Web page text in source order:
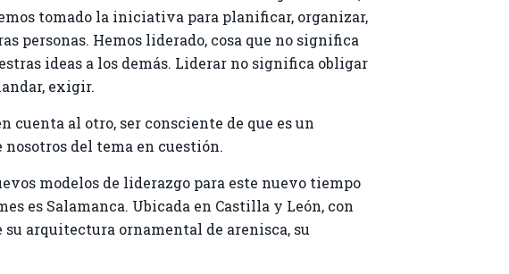
tomado la iniciativa para planificar, organizar,
personas. Hemos liderado, cosa que no significa
ideas a los demás. Liderar no significa obligar
exigir.
cuenta al otro, ser consciente de que es un
nosotros del tema en cuestión.
modelos de liderazgo para este nuevo tiempo
es Salamanca. Ubicada en Castilla y León, con
su arquitectura ornamental de arenisca, su